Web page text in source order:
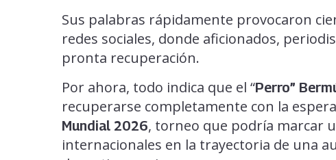
Sus palabras rápidamente provocaron
redes sociales, donde aficionados,
pronta recuperación.
Por ahora, todo indica que el “Perro”
recuperarse completamente con la
Mundial 2026, torneo que podría marcar
internacionales en la trayectoria de una